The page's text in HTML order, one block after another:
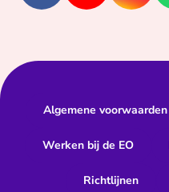
Algemene voorwaarden
Werken bij de EO
Richtlijnen